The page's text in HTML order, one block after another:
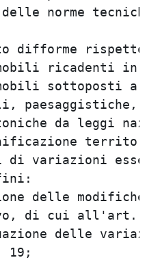
delle
difforme
immobili
da
di variazioni
delle
delle